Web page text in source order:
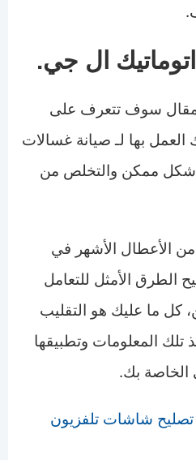
ال جي.
سوف تتعرف على
بها لـ صيانة غسالات
شكل ممكن والتخلص من
الأعطال الأشهر في
الأمثل للتعامل
ما عليك هو التقليب
المعلومات وتطبيقها
بك.
تصليح شاشات تلفزيون